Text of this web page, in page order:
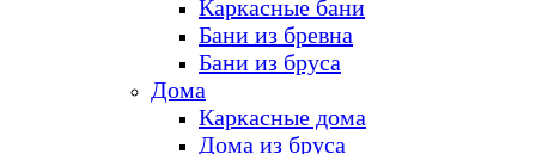
Каркасные бани
Бани из бревна
Бани из бруса
Дома
Каркасные дома
Дома из бруса